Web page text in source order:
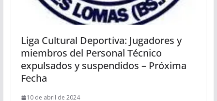
Liga Cultural Deportiva: Jugadores y
miembros del Personal Técnico
expulsados y suspendidos – Próxima
Fecha
10 de abril de 2024